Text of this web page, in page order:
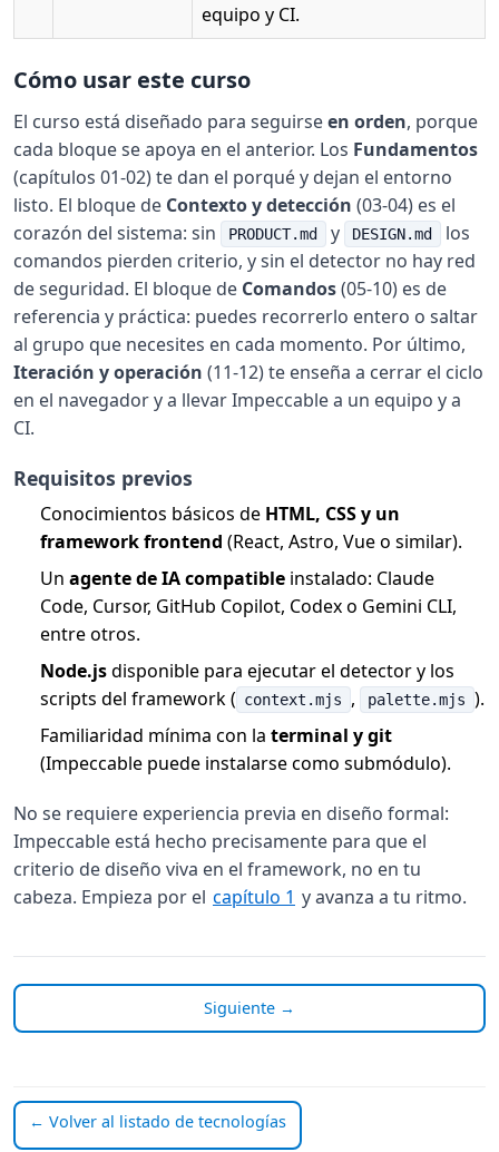
equipo y CI.
Cómo usar este curso
El curso está diseñado para seguirseen orden, porque
cada bloque se apoya en el anterior. Los Fundamentos
(capítulos 01-02) te dan el porqué y dejan el entorno
listo. El bloque de Contexto y detección (03-04) es el
corazón del sistema: sin
PRODUCT.md y DESIGN.md
los
comandos pierden criterio, y sin el detector no hay red
de seguridad. El bloque de Comandos(05-10) es de
referencia y práctica: puedes recorrerlo entero o saltar
al grupo que necesites en cada momento. Por último,
Iteración y operación (11-12) te enseña a cerrar el ciclo
en el navegador y a llevar Impeccable a un equipo y a
CI.
Requisitos previos
Conocimientos básicos de HTML, CSS y un
framework frontend (React, Astro, Vue o similar).
Un agente de IA compatible instalado: Claude
Code, Cursor, GitHub Copilot, Codex o Gemini CLI,
entre otros.
Node.jsdisponible para ejecutar el detector y los
scripts del framework ( context.mjs , palette.mjs ).
Familiaridad mínima con la terminal y git
(Impeccable puede instalarse como submódulo).
No se requiere experiencia previa en diseño formal:
Impeccable está hecho precisamente para que el
criterio de diseño viva en el framework, no en tu
cabeza. Empieza por el capítulo 1 y avanza a tu ritmo.
Siguiente →
← Volver al listado de tecnologías